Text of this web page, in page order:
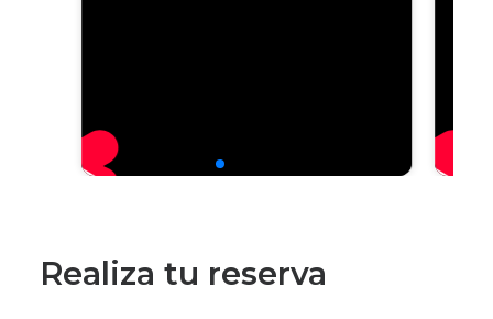
Realiza tu reserva